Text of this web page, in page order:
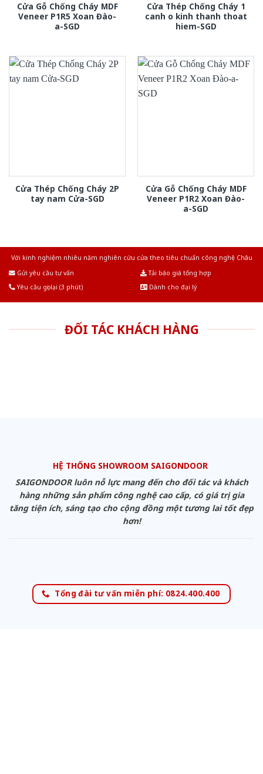
Cửa Gỗ Chống Cháy MDF
Veneer P1R5 Xoan Đào-
a-SGD
Cửa Thép Chống Cháy 1
canh o kinh thanh thoat
hiem-SGD
Cửa Thép Chống Cháy 2P
tay nam Cửa-SGD
Cửa Gỗ Chống Cháy MDF
Veneer P1R2 Xoan Đào-
a-SGD
Với kinh nghiệm nhiêu năm nghiên cứu cửa theo tiêu chuẩn công nghệ Châu
Gửi yêu cầu tư vấn
Tải báo giá tổng hợp
Yêu cầu gọi lại (3 phút)
Dành cho đại lý
ĐỐI TÁC KHÁCH HÀNG
HỆ THỐNG SHOWROOM SAIGONDOOR
SAIGONDOOR luôn nỗ lực mang đến cho đối tác và khách
hàng những sản phẩm công nghệ cao cấp, có giá trị gia
tăng tiện ích, sáng tạo cho cộng đồng một tương lai tốt đẹp
hơn!
Tổng đài tư vấn miễn phí: 0824.400.400